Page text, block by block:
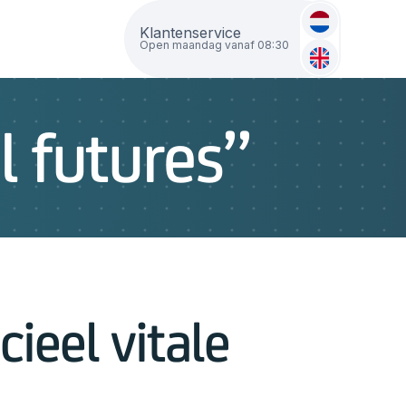
Klantenservice
Open maandag vanaf 08:30
vitale